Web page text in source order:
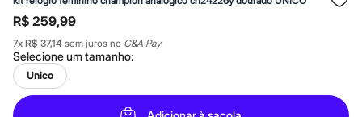
Plus Size
Até 20% off
Até 40% off
Até 60% off
A partir de 60% off
Feminino
Em alta
Inverno
R$ 259,99
7x R$ 37,14 sem juros no C&A Pay
Selecione umtamanho:
Unico